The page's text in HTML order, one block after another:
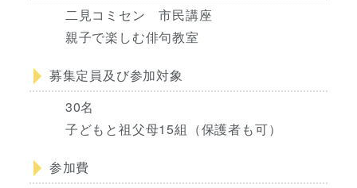
二見コミセン 市民講座
親子で楽しむ俳句教室
募集定員及び参加対象
30名
子どもと祖父母15組（保護者も可）
参加費